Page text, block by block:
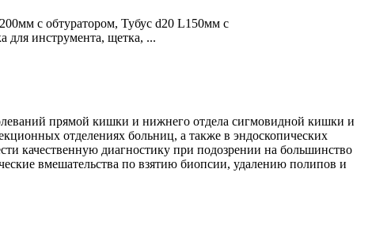
с обтуратором, Тубус d20 L150мм с
для инструмента, щетка, ...
прямой кишки и нижнего отдела сигмовидной кишки и
отделениях больниц, а также в эндоскопических
качественную диагностику при подозрении на большинство
вмешательства по взятию биопсии, удалению полипов и